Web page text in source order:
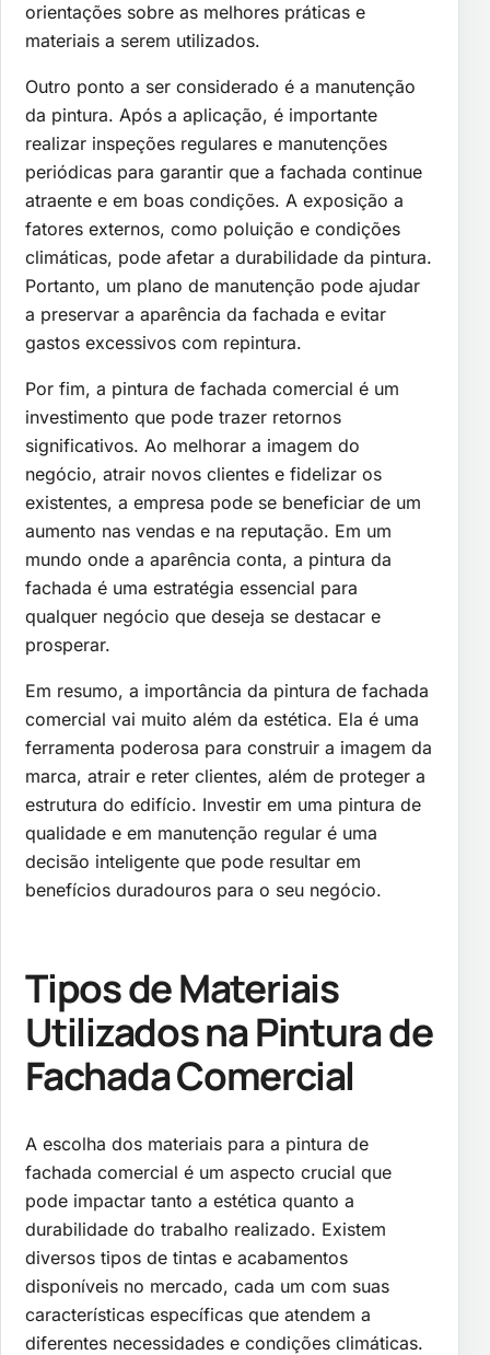
orientações sobre as melhores práticas e
materiais a serem utilizados.
Outro ponto a ser considerado é a manutenção
da pintura. Após a aplicação, é importante
realizar inspeções regulares e manutenções
periódicas para garantir que a fachada continue
atraente e em boas condições. A exposição a
fatores externos, como poluição e condições
climáticas, pode afetar a durabilidade da pintura.
Portanto, um plano de manutenção pode ajudar
a preservar a aparência da fachada e evitar
gastos excessivos com repintura.
Por fim, a pintura de fachada comercial é um
investimento que pode trazer retornos
significativos. Ao melhorar a imagem do
negócio, atrair novos clientes e fidelizar os
existentes, a empresa pode se beneficiar de um
aumento nas vendas e na reputação. Em um
mundo onde a aparência conta, a pintura da
fachada é uma estratégia essencial para
qualquer negócio que deseja se destacar e
prosperar.
Em resumo, a importância da pintura de fachada
comercial vai muito além da estética. Ela é uma
ferramenta poderosa para construir a imagem da
marca, atrair e reter clientes, além de proteger a
estrutura do edifício. Investir em uma pintura de
qualidade e em manutenção regular é uma
decisão inteligente que pode resultar em
benefícios duradouros para o seu negócio.
Tipos de Materiais
Utilizados na Pintura de
Fachada Comercial
A escolha dos materiais para a pintura de
fachada comercial é um aspecto crucial que
pode impactar tanto a estética quanto a
durabilidade do trabalho realizado. Existem
diversos tipos de tintas e acabamentos
disponíveis no mercado, cada um com suas
características específicas que atendem a
diferentes necessidades e condições climáticas.